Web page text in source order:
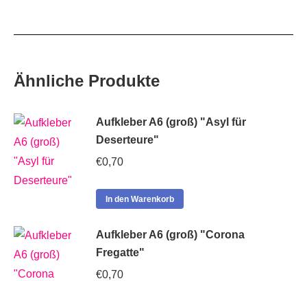
Ähnliche Produkte
Aufkleber A6 (groß) "Asyl für
Deserteure"
€0,70
In den Warenkorb
Aufkleber A6 (groß) "Corona
Fregatte"
€0,70